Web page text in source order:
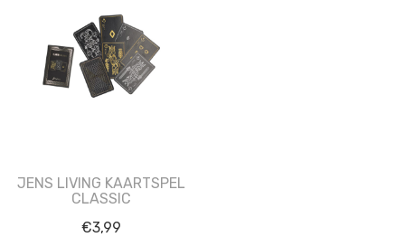
JENS LIVING KAARTSPEL
CLASSIC
€3,99